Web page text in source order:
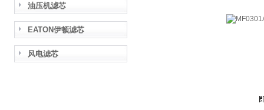
油压机滤芯
EATON伊顿滤芯
风电滤芯